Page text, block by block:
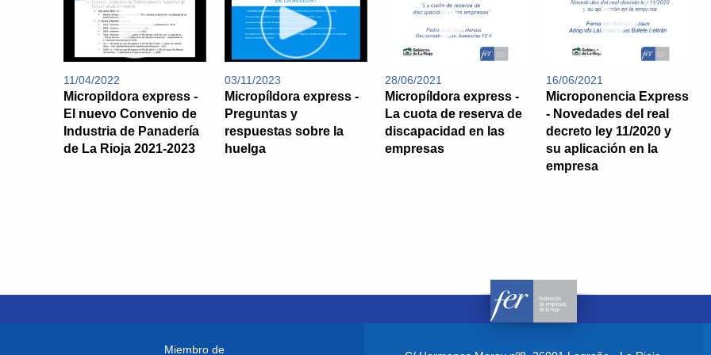
11/04/2022
Micropildora express -
El nuevo Convenio de
Industria de Panadería
de La Rioja 2021-2023
03/11/2023
Micropíldora express -
Preguntas y
respuestas sobre la
huelga
28/06/2021
Micropíldora express -
La cuota de reserva de
discapacidad en las
empresas
16/06/2021
Microponencia Express
- Novedades del real
decreto ley 11/2020 y
su aplicación en la
empresa
Miembro de